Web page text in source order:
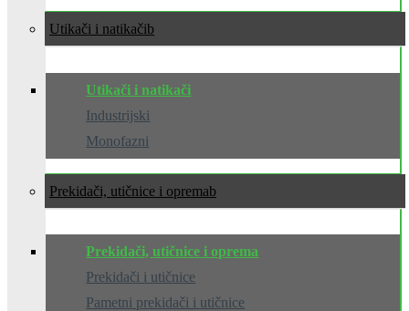
Utikači i natikači
Utikači i natikači
Industrijski
Monofazni
Prekidači, utičnice i oprema
Prekidači, utičnice i oprema
Prekidači i utičnice
Pametni prekidači i utičnice